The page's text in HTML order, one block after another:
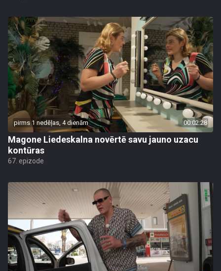
pirms 1 nedēļas, 4 dienām 00:02:28
Magone Liedeskalna novērtē savu jauno uzacu
kontūras
67. epizode